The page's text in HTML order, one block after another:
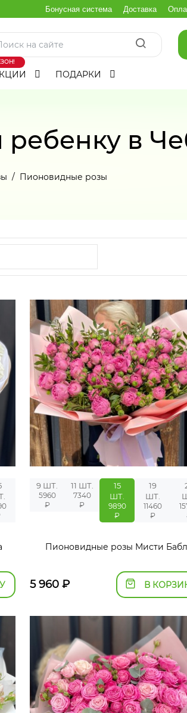
Бонусная система Доставка
ПОДАРКИ
в
Пионовидные розы
9 ШТ.
5960
₽
11 ШТ.
7340
₽
15
ШТ.
9890
₽
19
ШТ.
11460
₽
Пионовидные розы Мисти
5 960₽ В